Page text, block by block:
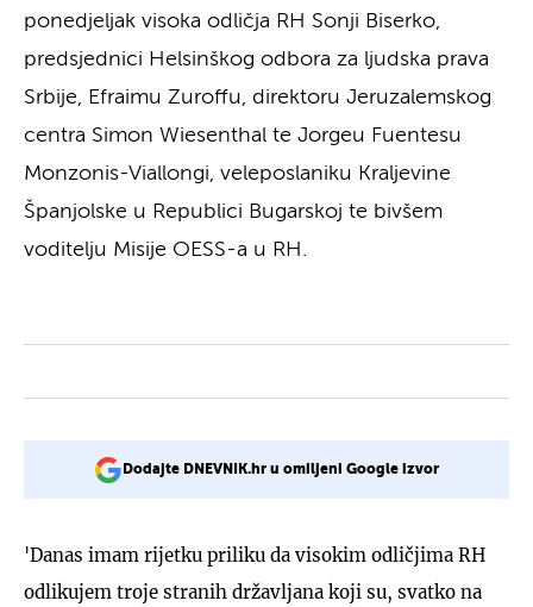
ponedjeljak visoka odličja RH Sonji Biserko,
predsjednici Helsinškog odbora za ljudska prava
Srbije, Efraimu Zuroffu, direktoru Jeruzalemskog
centra Simon Wiesenthal te Jorgeu Fuentesu
Monzonis-Viallongi, veleposlaniku Kraljevine
Španjolske u Republici Bugarskoj te bivšem
voditelju Misije OESS-a u RH.
Dodajte DNEVNIK.hr u omiljeni Google izvor
'Danas imam rijetku priliku da visokim odličjima RH
odlikujem troje stranih državljana koji su, svatko na